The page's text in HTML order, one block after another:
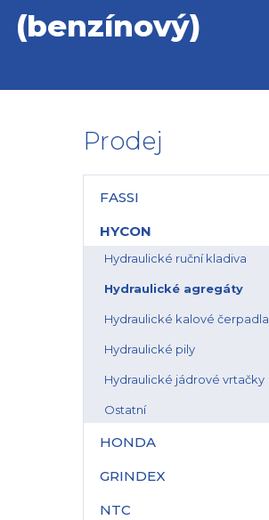
(benzínový)
Prodej
FASSI
HYCON
Hydraulické ruční kladiva
Hydraulické agregáty
Hydraulické kalové čerpadla
Hydraulické pily
Hydraulické jádrové vrtačky
Ostatní
HONDA
GRINDEX
NTC